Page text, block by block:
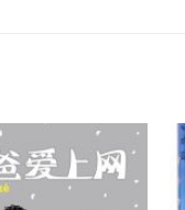
Add to
wishlist